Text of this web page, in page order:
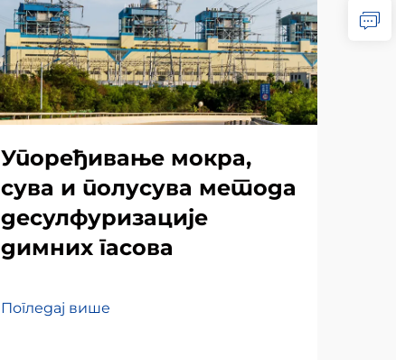
Упоређивање мокра,
сува и полусува метода
десулфуризације
димних гасова
Погледај више